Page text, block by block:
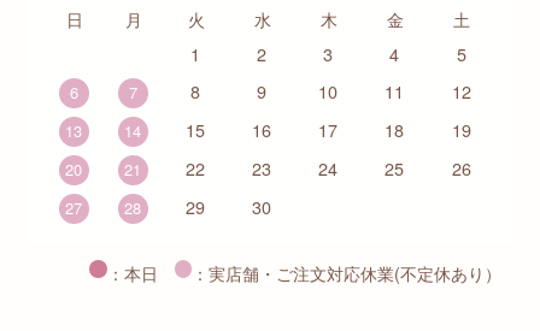
日 月 火 水 木 金
土
1
2 3 4 5
6 7 8 9 10 11 12
13 14 15 16 17 18 19
20 21 22 23 24 25 26
27 28 29 30
：本日 ：実店舗・ご注文対応休業(不定休あり）